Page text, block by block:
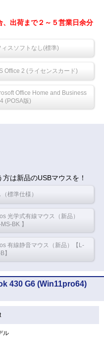
出荷まで２～５営業日余分
ィスソフトなし(標準)
Office 2 (ライセンスカード)
Office Home and Business
(POSA版)
は新品のUSBマウスを！
標準仕様）
光学式有線マウス（新品）
MS-BK 】
有線静音マウス（新品）【L-
】
430 G6 (Win11pro64)
ル